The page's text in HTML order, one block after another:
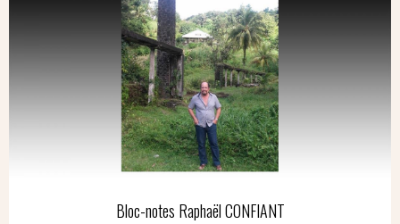
Bloc-notes Raphaël CONFIANT